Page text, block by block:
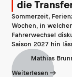
die
Sommerzeit,
Wochen, in
Fahrerwechsel
Saison 2027 hin
Mathias
Weiterlesen